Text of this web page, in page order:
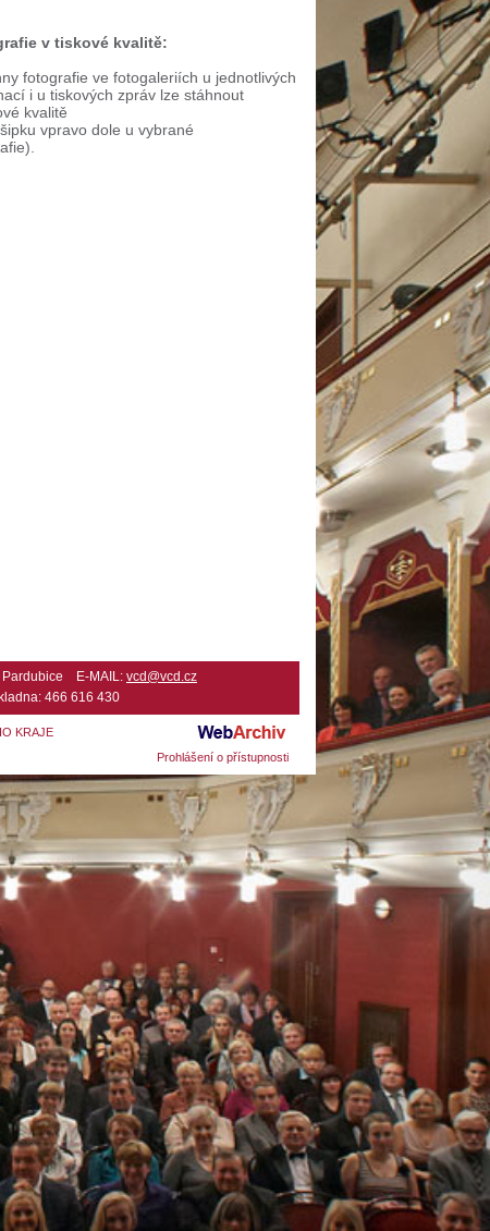
v tiskové kvalitě:
fotografie ve fotogaleriích u jednotlivých
i u tiskových zpráv lze stáhnout
kvalitě
vpravo dole u vybrané
Pardubice E-MAIL: vcd@vcd.cz
466 616 430
KRAJE
Prohlášení o přístupnosti